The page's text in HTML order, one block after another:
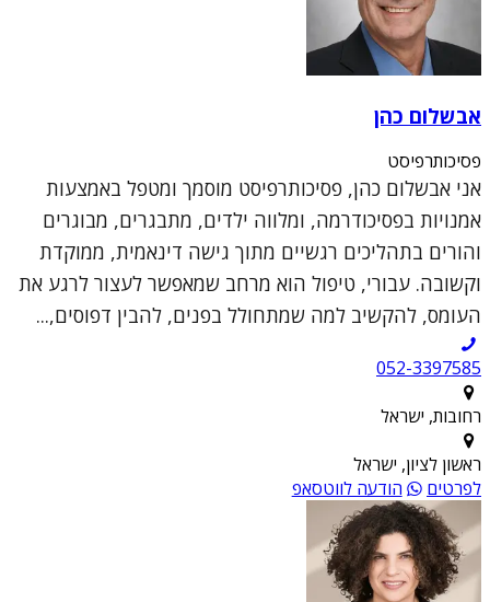
אבשלום כהן
פסיכותרפיסט
אני אבשלום כהן, פסיכותרפיסט מוסמך ומטפל באמצעות
אמנויות בפסיכודרמה, ומלווה ילדים, מתבגרים, מבוגרים
והורים בתהליכים רגשיים מתוך גישה דינאמית, ממוקדת
וקשובה. עבורי, טיפול הוא מרחב שמאפשר לעצור לרגע את
העומס, להקשיב למה שמתחולל בפנים, להבין דפוסים,...
052-3397585
רחובות, ישראל
ראשון לציון, ישראל
לפרטים
הודעה לווטסאפ